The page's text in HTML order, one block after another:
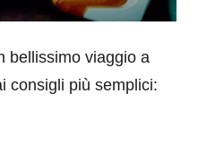
bellissimo viaggio a
consigli più semplici: